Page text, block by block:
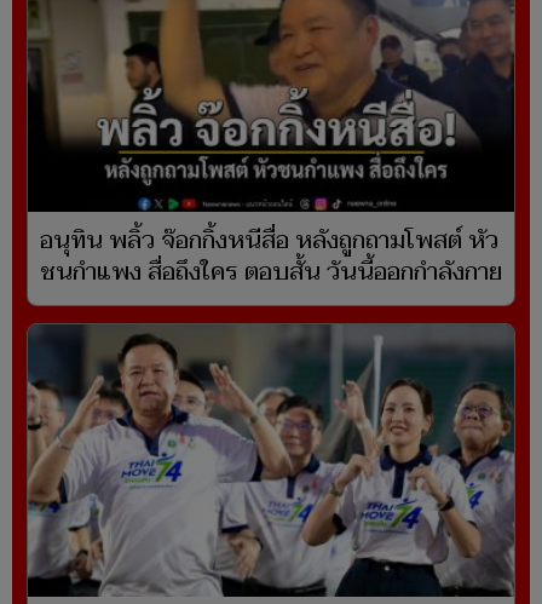
อนุทิน พลิ้ว จ๊อกกิ้งหนีสื่อ หลังถูกถามโพสต์ หัว
ชนกำแพง สื่อถึงใคร ตอบสั้น วันนี้ออกกำลังกาย